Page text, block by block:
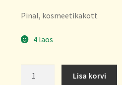
Pinal, kosmeetikakott
4 laos
Lisa korvi